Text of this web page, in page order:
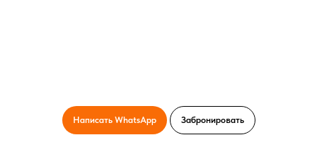
Написать WhatsApp Забронировать